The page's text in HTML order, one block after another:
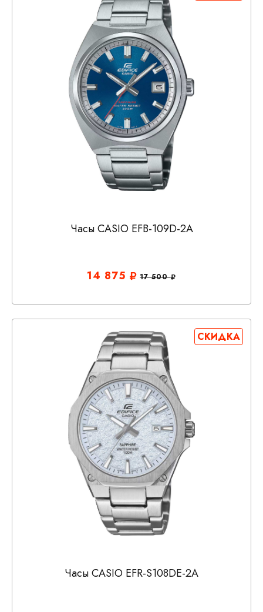
Часы CASIO EFB-109D-2A
14 875 17 500
СКИДКА
Часы CASIO EFR-S108DE-2A